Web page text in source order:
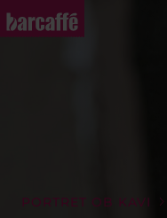
PORTRET OB KAVI